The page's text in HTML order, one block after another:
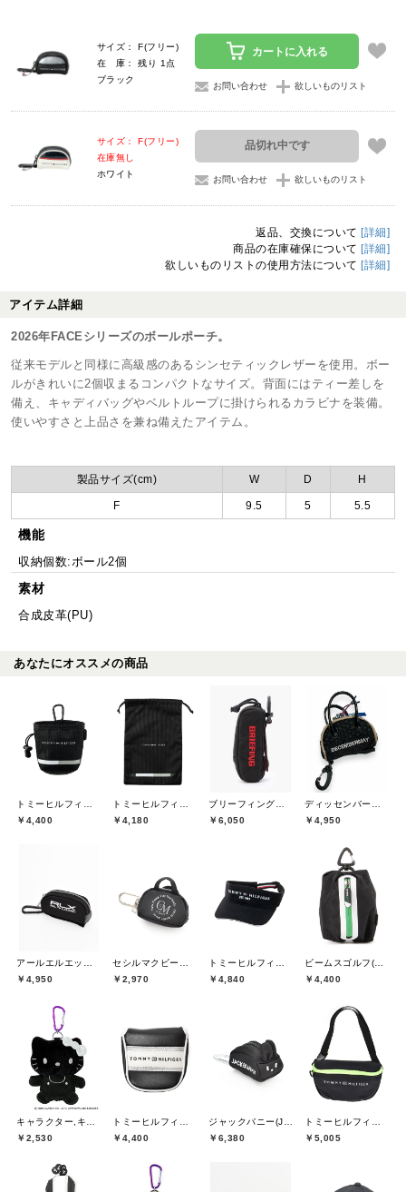
サイズ： F(フリー)
在 庫： 残り 1点
ブラック
カートに入れる
お問い合わせ 欲しいものリスト
サイズ： F(フリー)
在庫無し
ホワイト
品切れ中です
お問い合わせ 欲しいものリスト
返品、交換について [詳細]
商品の在庫確保について [詳細]
欲しいものリストの使用方法について [詳細]
アイテム詳細
2026年FACEシリーズのボールポーチ。
従来モデルと同様に高級感のあるシンセティックレザーを使用。ボー
ルがきれいに2個収まるコンパクトなサイズ。背面にはティー差しを
備え、キャディバッグやベルトループに掛けられるカラビナを装備。
使いやすさと上品さを兼ね備えたアイテム。
製品サイズ(cm) W D H
F 9.5 5 5.5
機能
収納個数:ボール2個
素材
合成皮革(PU)
あなたにオススメの商品
￥4,400
￥4,180
￥6,050
￥4,950
￥4,950
￥2,970
￥4,840
￥4,400
￥2,530
￥4,400
￥6,380
￥5,005